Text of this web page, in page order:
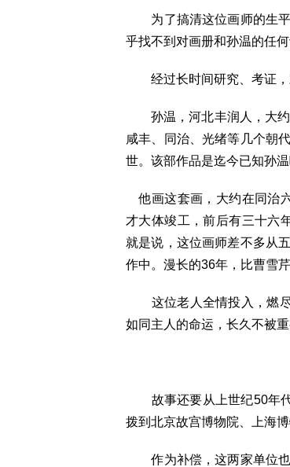
为了搞清这位画师的生平
乎找不到对画册和孙温的任何
经过长时间研究、考证，
孙温，河北丰润人，大约
咸丰、同治、光绪等几个朝
世。该部作品是迄今已知孙温
他画这套画，大约在同治
才大体竣工，前后有三十六
就是说，这位画师差不多从
作中。漫长的36年，比曹雪
这位老人全情投入，燃尽
如同主人的命运，长久不被重
故事还要从上世纪50年代
拨到北京故宫博物院、上海
作为补偿，这两家单位也